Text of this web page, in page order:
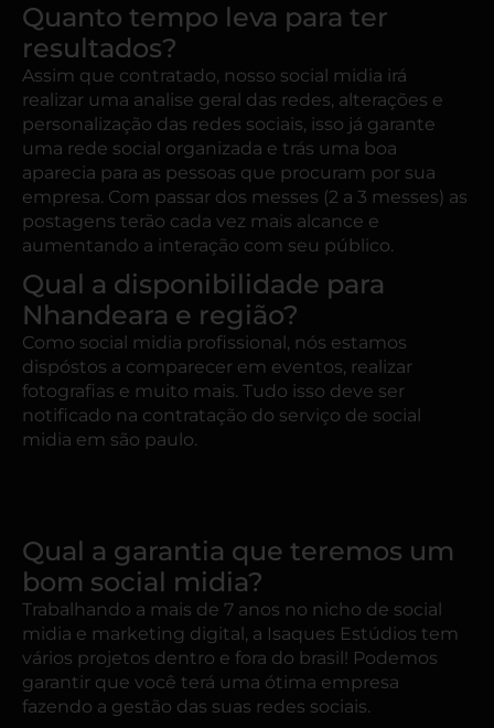
Quanto tempo leva para ter
resultados?
Assim que contratado, nosso social midia irá
realizar uma analise geral das redes, alterações e
personalização das redes sociais, isso já garante
uma rede social organizada e trás uma boa
aparecia para as pessoas que procuram por sua
empresa. Com passar dos messes (2 a 3 messes) as
postagens terão cada vez mais alcance e
aumentando a interação com seu público.
Qual a disponibilidade para
Nhandeara e região?
Como social midia profissional, nós estamos
dispóstos a comparecer em eventos, realizar
fotografias e muito mais. Tudo isso deve ser
notificado na contratação do serviço de social
midia em são paulo.
Qual a garantia que teremos um
bom social midia?
Trabalhando a mais de 7 anos no nicho de social
midia e marketing digital, a Isaques Estúdios tem
vários projetos dentro e fora do brasil! Podemos
garantir que você terá uma ótima empresa
fazendo a gestão das suas redes sociais.